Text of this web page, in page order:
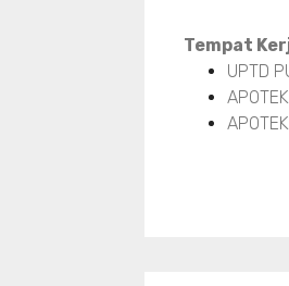
Tempat
UPTD